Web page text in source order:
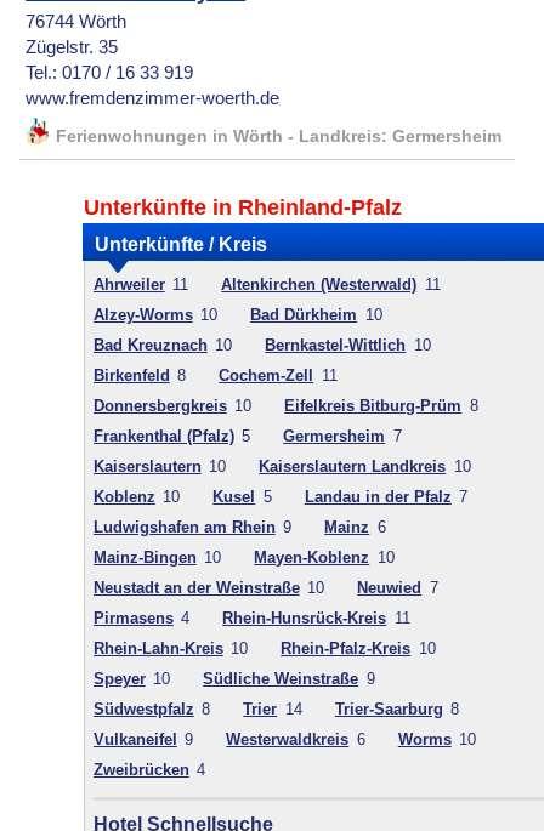
76744 Wörth
Zügelstr. 35
Tel.: 0170 / 16 33 919
www.fremdenzimmer-woerth.de
Ferienwohnungen in Wörth - Landkreis: Germersheim
Unterkünfte in Rheinland-Pfalz
Unterkünfte / Kreis
Ahrweiler 11 Altenkirchen (Westerwald) 11
Alzey-Worms 10 Bad Dürkheim 10
Bad Kreuznach 10 Bernkastel-Wittlich 10
Birkenfeld 8 Cochem-Zell
11
Donnersbergkreis 10 Eifelkreis Bitburg-Prüm 8
Frankenthal (Pfalz) 5 Germersheim 7
Kaiserslautern 10 Kaiserslautern Landkreis 10
Koblenz 10 Kusel 5 Landau in der Pfalz 7
Ludwigshafen am Rhein 9 Mainz 6
Mainz-Bingen 10 Mayen-Koblenz 10
Neustadt an der Weinstraße 10 Neuwied 7
Pirmasens 4 Rhein-Hunsrück-Kreis 11
Rhein-Lahn-Kreis 10 Rhein-Pfalz-Kreis 10
Speyer 10 Südliche Weinstraße 9
Südwestpfalz 8 Trier 14 Trier-Saarburg 8
Vulkaneifel
9 Westerwaldkreis 6 Worms 10
Zweibrücken 4
Hotel Schnellsuche